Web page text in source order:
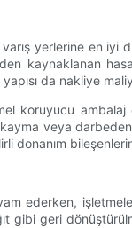
yerlerine en
kaynaklanan
da nakliye
koruyucu ambalaj
veya
donanım
ederken,
gibi geri